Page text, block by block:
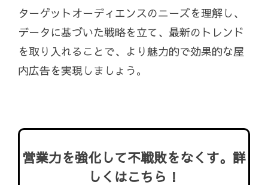
ターゲットオーディエンスのニーズを理解し、
データに基づいた戦略を立て、最新のトレンド
を取り入れることで、より魅力的で効果的な屋
内広告を実現しましょう。
営業力を強化して不戦敗をなくす。詳
しくはこちら！